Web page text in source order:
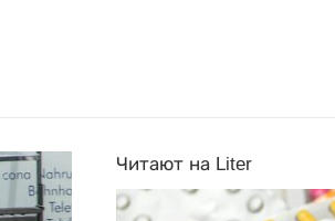
Читают на Liter